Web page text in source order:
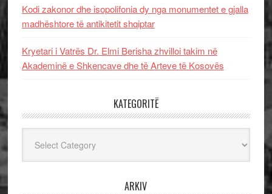
Kodi zakonor dhe isopolifonia dy nga monumentet e gjalla
madhështore të antikitetit shqiptar
Kryetari i Vatrës Dr. Elmi Berisha zhvilloi takim në
Akademinë e Shkencave dhe të Arteve të Kosovës
KATEGORITË
ARKIV